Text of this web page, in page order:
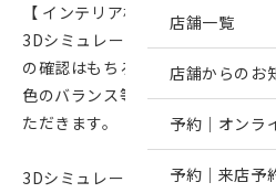
店舗一覧
店舗からのお
予約｜オンラ
予約｜来店予
【 インテリア相談会とは・・？ 】
3Dシミュレーターを使って、お部
の確認はもちろん
色のバランス等を見ながらコーデ
ただきます。
3Dシミュレーションと実物を見比